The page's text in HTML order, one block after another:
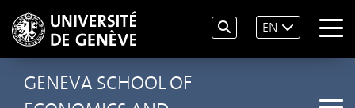
EN
GENEVA SCHOOL OF